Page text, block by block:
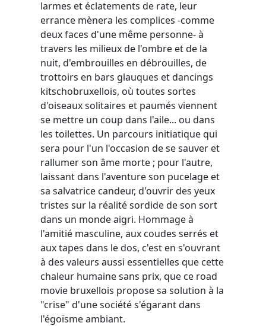
larmes et éclatements de rate, leur
errance mènera les complices -comme
deux faces d'une même personne- à
travers les milieux de l'ombre et de la
nuit, d'embrouilles en débrouilles, de
trottoirs en bars glauques et dancings
kitschobruxellois, où toutes sortes
d'oiseaux solitaires et paumés viennent
se mettre un coup dans l'aile... ou dans
les toilettes. Un parcours initiatique qui
sera pour l'un l'occasion de se sauver et
rallumer son âme morte ; pour l'autre,
laissant dans l'aventure son pucelage et
sa salvatrice candeur, d'ouvrir des yeux
tristes sur la réalité sordide de son sort
dans un monde aigri. Hommage à
l'amitié masculine, aux coudes serrés et
aux tapes dans le dos, c'est en s'ouvrant
à des valeurs aussi essentielles que cette
chaleur humaine sans prix, que ce road
movie bruxellois propose sa solution à la
"crise" d'une société s'égarant dans
l'égoïsme ambiant.